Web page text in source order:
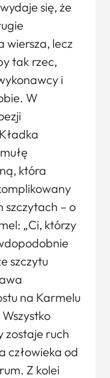
się, że
wiersza, lecz
tak rzec,
i
W
która
szczytach – o
„Ci, którzy
szczytu
na Karmelu
zostaje ruch
człowieka od
Z kolei